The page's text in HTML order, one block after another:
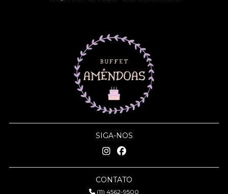
SIGA-NOS
CONTATO
(11) 4562-9500